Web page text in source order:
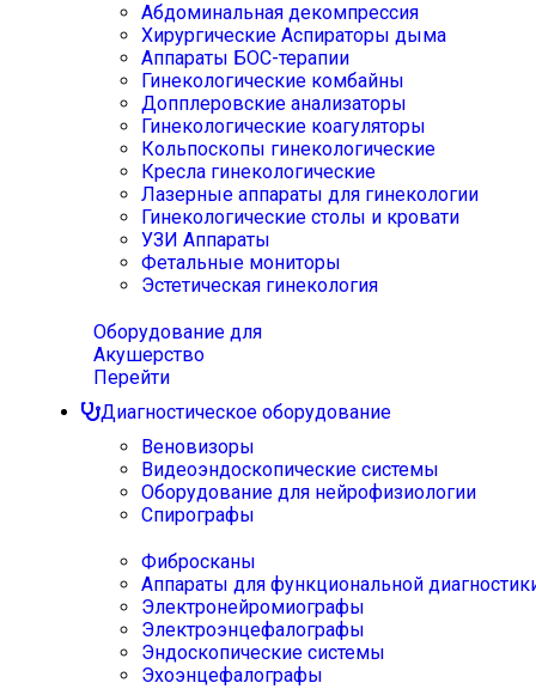
Абдоминальная декомпрессия
Хирургические Аспираторы дыма
Аппараты БОС-терапии
Гинекологические комбайны
Допплеровские анализаторы
Гинекологические коагуляторы
Кольпоскопы гинекологические
Кресла гинекологические
Лазерные аппараты для гинекологии
Гинекологические столы и кровати
УЗИ Аппараты
Фетальные мониторы
Эстетическая гинекология
Оборудование для
Акушерство
Перейти
Диагностическое оборудование
Веновизоры
Видеоэндоскопические системы
Оборудование для нейрофизиологии
Спирографы
Фибросканы
Аппараты для функциональной
Электронейромиографы
Электроэнцефалографы
Эндоскопические системы
Эхоэнцефалографы